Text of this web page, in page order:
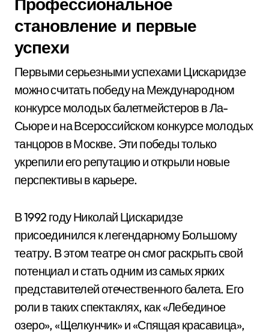
становление и первые
успехи
Первыми серьезными успехами Цискаридзе
можно считать победу на Международном
конкурсе молодых балетмейстеров в Ла-
Сьюре и на Всероссийском конкурсе молодых
танцоров в Москве. Эти победы только
укрепили его репутацию и открыли новые
перспективы в карьере.
В 1992 году Николай Цискаридзе
присоединился к легендарному Большому
театру. В этом театре он смог раскрыть свой
потенциал и стать одним из самых ярких
представителей отечественного балета. Его
роли в таких спектаклях, как «Лебединое
озеро», «Щелкунчик» и «Спящая красавица»,